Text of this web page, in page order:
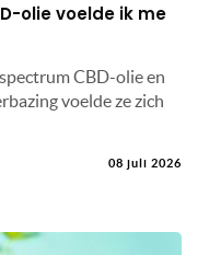
olie voelde ik me
CBD-olie en
voelde ze zich
08 juli 2026